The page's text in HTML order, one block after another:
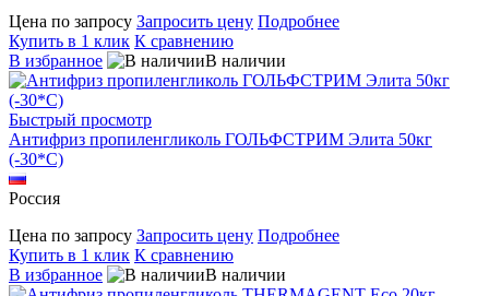
Цена по запросу Запросить цену Подробнее
Купить в 1 клик К сравнению
В избранное
В наличии
Быстрый просмотр
Антифриз пропиленгликоль ГОЛЬФСТРИМ Элита 50кг
(-30*С)
Россия
Цена по запросу Запросить цену Подробнее
Купить в 1 клик К сравнению
В избранное
В наличии